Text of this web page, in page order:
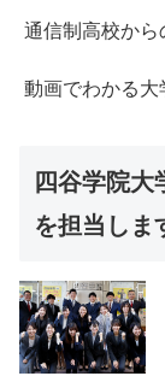
通信制高校から
動画でわかる大
四谷学院大
を担当しま